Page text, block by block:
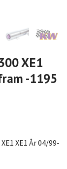
XE1
-1195
XE1 År 04/99-